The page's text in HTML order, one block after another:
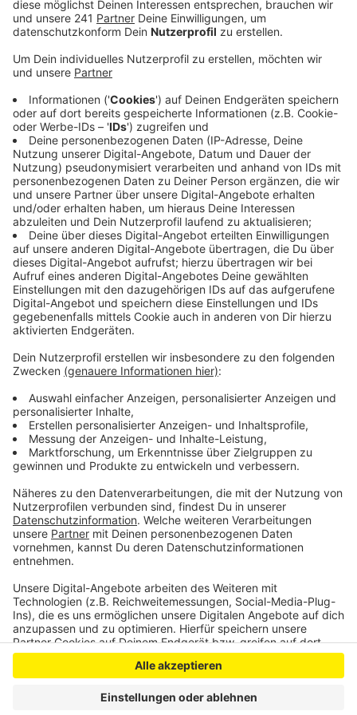
Anzeige
haben wird.
Nach Düsseldorf, Köln, Bonn und Münster ist
Leverkusen damit eine der Wachstumsstädte in NRW.
In unserer Stadt werden auch künftig deutlich mehr
Menschen sterben als geboren werden. Der Zuwachs
hat damit einen klaren Grund: Immer mehr Menschen
ziehen von außerhalb nach Leverkusen. Außerdem
haben die Landesstatistiker errechnet, dass sich die
Alterszusammensetzung der Bevölkerung ändern wird.
Ganz kleine Kinder wird es demnach immer weniger in
unserer Stadt geben. Den größten Zuwachs wird die
Gruppe der 65- bis 80-jährigen bekommen – deren Zahl
steigt um fast ein Drittel. Im Gegensatz zu vielen
Leverkusen kaum ändern und damit unter 45 Jahren
bleiben.
Anzeige